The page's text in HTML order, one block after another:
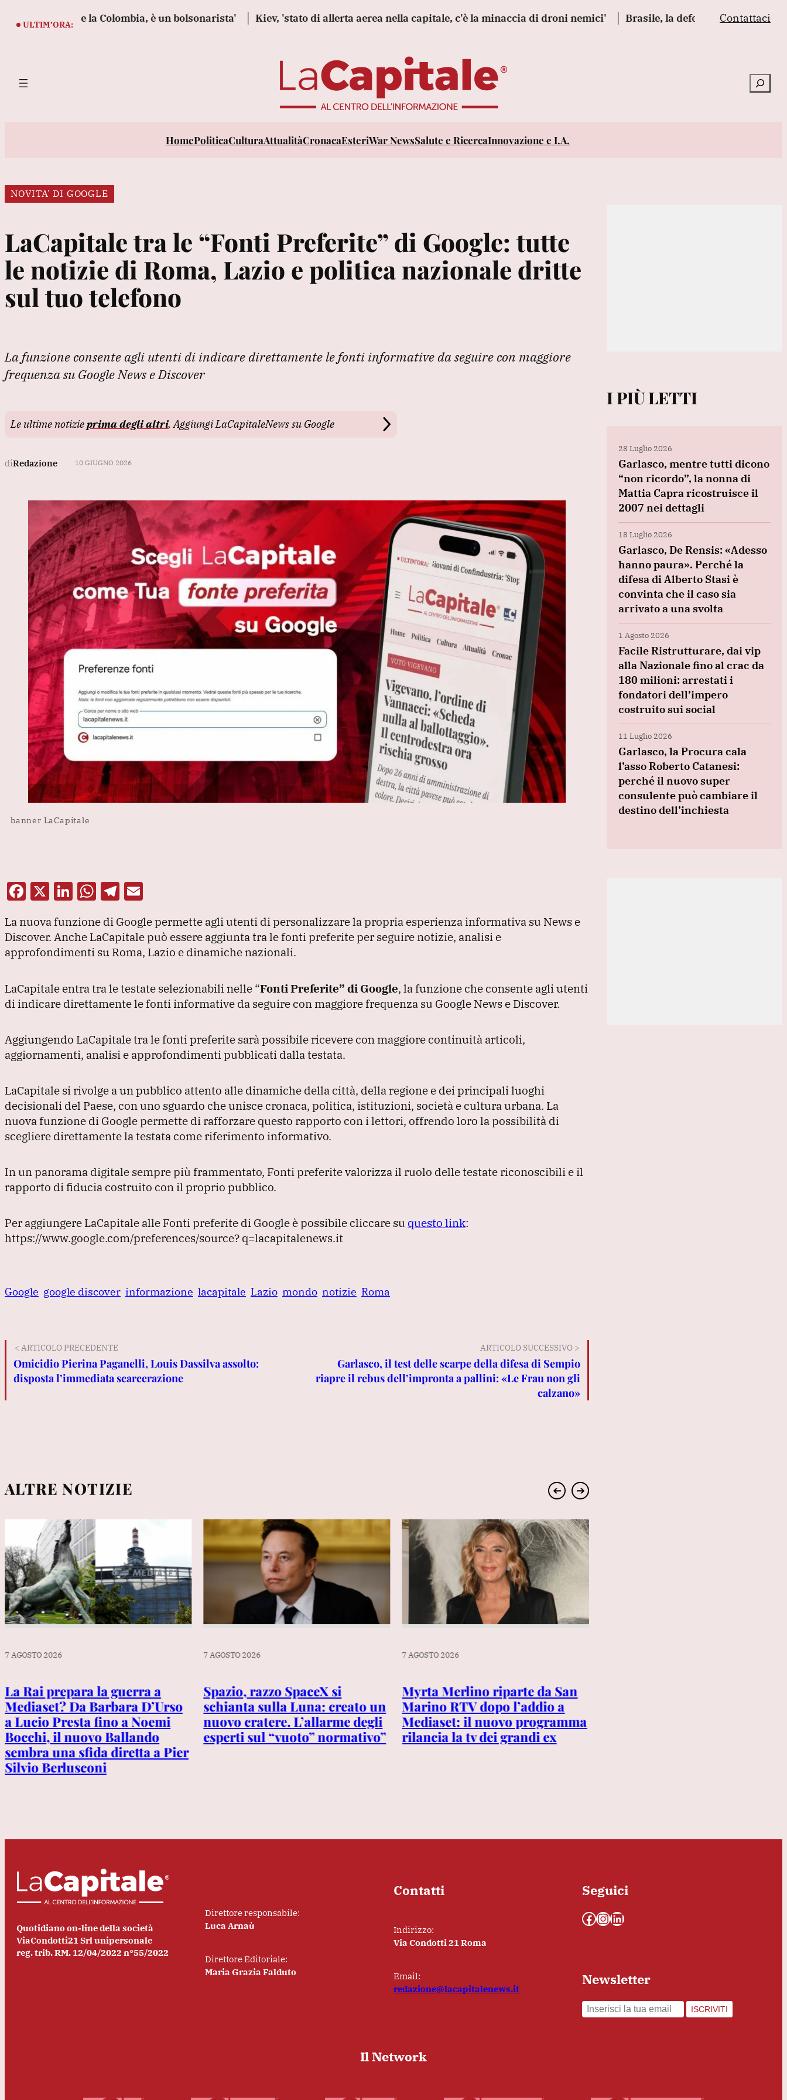
ULTIM’ORA:
Cuba e la Colombia, è un bolsonarista' Kiev, 'stato di allerta aerea nella capitale, c'è la minaccia di droni nemici' Brasile, la deforestazione inContattaci
Cerca
HomePoliticaCulturaAttualitàCronacaEsteriWar NewsSalute e RicercaInnovazione e I.A.
NOVITA’ DI GOOGLE
LaCapitale tra le “Fonti Preferite” di Google: tutte
le notizie di Roma, Lazio e politica nazionale dritte
sul tuo telefono
La funzione consente agli utenti di indicare direttamente le fonti informative da seguire con maggiore
frequenza su Google News e Discover
Le ultime notizieprima degli altri. Aggiungi LaCapitaleNews su Google
diRedazione 10 GIUGNO 2026
banner LaCapitale
F
c
e
o
o
X Li
k
e
n
W
at
s
p
p
T
e
gr
m
ai
l
La nuova funzione di Google permette agli utenti di personalizzare la propria esperienza informativa su News e
Discover. Anche LaCapitale può essere aggiunta tra le fonti preferite per seguire notizie, analisi e
approfondimenti su Roma, Lazio e dinamiche nazionali.
LaCapitale entra tra le testate selezionabili nelle “Fonti Preferite” di Google, la funzione che consente agli utenti
di indicare direttamente le fonti informative da seguire con maggiore frequenza su Google News e Discover.
Aggiungendo LaCapitale tra le fonti preferite sarà possibile ricevere con maggiore continuità articoli,
aggiornamenti, analisi e approfondimenti pubblicati dalla testata.
LaCapitale si rivolge a un pubblico attento alle dinamiche della città, della regione e dei principali luoghi
decisionali del Paese, con uno sguardo che unisce cronaca, politica, istituzioni, società e cultura urbana. La
nuova funzione di Google permette di rafforzare questo rapporto con i lettori, offrendo loro la possibilità di
scegliere direttamente la testata come riferimento informativo.
In un panorama digitale sempre più frammentato, Fonti preferite valorizza il ruolo delle testate riconoscibili e il
rapporto di fiducia costruito con il proprio pubblico.
Per aggiungere LaCapitale alle Fonti preferite di Google è possibile cliccare su questo link:
https://www.google.com/preferences/source? q=lacapitalenews.it
Google google discover informazione lacapitale Lazio mondo notizie Roma
< ARTICOLO PRECEDENTE
Omicidio Pierina Paganelli, Louis Dassilva assolto:
disposta l’immediata scarcerazione
ARTICOLO SUCCESSIVO >
Garlasco, il test delle scarpe della difesa di Sempio
riapre il rebus dell’impronta a pallini: «Le Frau non gli
calzano»
ALTRE NOTIZIE ➔ ➔
7 AGOSTO 2026
La Rai prepara la guerra a
Mediaset? Da Barbara D’Urso
a Lucio Presta fino a Noemi
Bocchi, il nuovo Ballando
sembra una sfida diretta a Pier
Silvio Berlusconi
7 AGOSTO 2026
Spazio, razzo SpaceX si
schianta sulla Luna: creato un
nuovo cratere. L’allarme degli
esperti sul “vuoto” normativo”
7 AGOSTO 2026
Myrta Merlino riparte da San
Marino RTV dopo l’addio a
Mediaset: il nuovo programma
rilancia la tv dei grandi ex
I PIÙ LETTI
28 Luglio 2026
Garlasco, mentre tutti dicono
“non ricordo”, la nonna di
Mattia Capra ricostruisce il
2007 nei dettagli
18 Luglio 2026
Garlasco, De Rensis: «Adesso
hanno paura». Perché la
difesa di Alberto Stasi è
convinta che il caso sia
arrivato a una svolta
1 Agosto 2026
Facile Ristrutturare, dai vip
alla Nazionale fino al crac da
180 milioni: arrestati i
fondatori dell’impero
costruito sui social
11 Luglio 2026
Garlasco, la Procura cala
l’asso Roberto Catanesi:
perché il nuovo super
consulente può cambiare il
destino dell’inchiesta
Quotidiano on-line della società
ViaCondotti21 Srl unipersonale
reg. trib. RM. 12/04/2022 n°55/2022
Direttore responsabile:
Luca Arnaù
Direttore Editoriale:
Maria Grazia Falduto
Contatti
Indirizzo:
Via Condotti 21 Roma
Email:
redazione@lacapitalenews.it
Seguici
Facebook InstagramLinkedIn
Newsletter
ISCRIVITI
Il Network